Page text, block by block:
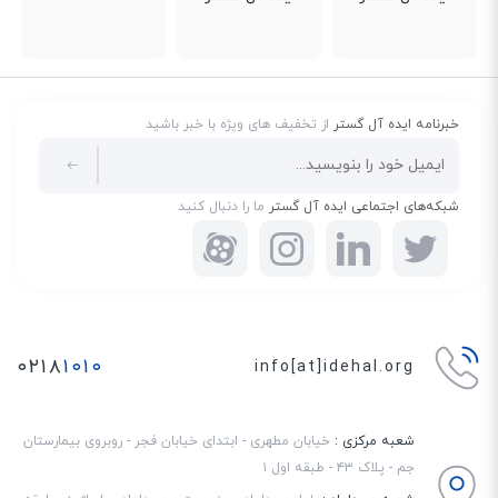
خبرنامه ایده آل گستراز تخفیف های ویژه با خبر باشید
شبکه‌های اجتماعی ایده آل گسترما را دنبال کنید
info[at]idehal.org ۰۲۱۸۱۰۱۰
شعبه مرکزی : خیابان مطهری - ابتدای خیابان فجر - روبروی بیمارستان
جم - پلاک ۴۳ - طبقه اول ۱